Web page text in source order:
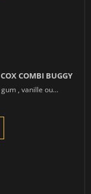
COMBI BUGGY
, vanille ou...